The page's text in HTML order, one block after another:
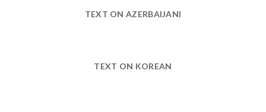
TEXT ON AZERBAIJANI
TEXT ON KOREAN